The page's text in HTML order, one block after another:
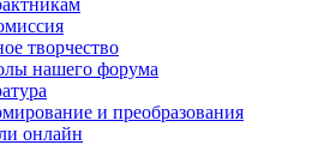
творчество
нашего форума
и преобразования
онлайн